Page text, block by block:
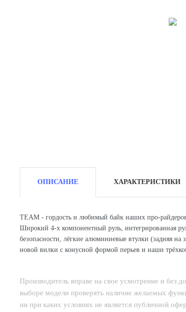
ОПИСАНИЕ ХАРАКТЕРИСТИКИ
TEAM - гордость и любимый байк наших про-
Широкий 4-х компонентный руль, интегрированная
безопасности, лёгкие алюминиевые втулки (задняя
новой вилки с конусной формой перьев и наши
Производитель вправе на свое усмотрение и без
выборе модели проверять наличие желаемых
ни при каких условиях не является публичной